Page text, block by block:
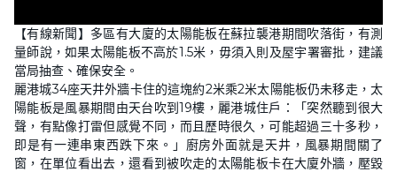
【有線新聞】多區有大廈的太陽能板在蘇拉襲港期間吹落街，有測
量師說，如果太陽能板不高於1.5米，毋須入則及屋宇署審批，建議
當局抽查、確保安全。
麗港城34座天井外牆卡住的這塊約2米乘2米太陽能板仍未移走，太
陽能板是風暴期間由天台吹到19樓，麗港城住戶：「突然聽到很大
聲，有點像打雷但感覺不同，而且歷時很久，可能超過三十多秒，
即是有一連串東西跌下來。」廚房外面就是天井，風暴期間關了
窗，在單位看出去，還看到被吹走的太陽能板卡在大廈外牆，壓毀